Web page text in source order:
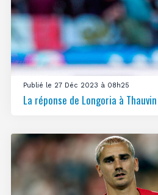
Publié le 27 Déc 2023 à 08h25
La réponse de Longoria à Thauvin